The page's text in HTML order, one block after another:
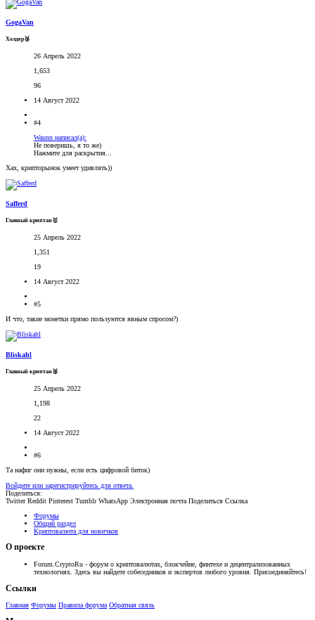
GogaVan
Холдер🥉
26 Апрель 2022
1,653
96
14 Август 2022
#4
Waunn написал(а):
Не поверишь, я то же)
Нажмите для раскрытия...
Хах, крипторынок умеет удивлять))
Safferd
Главный криптан🥇
25 Апрель 2022
1,351
19
14 Август 2022
#5
И что, такие монетки прямо пользуются явным спросом?)
Bliskahl
Главный криптан🥈
25 Апрель 2022
1,198
22
14 Август 2022
#6
Та нафиг они нужны, если есть цифровой биток)
Войдите или зарегистрируйтесь для ответа.
Поделиться:
Twitter Reddit Pinterest Tumblr WhatsApp Электронная почта Поделиться Ссылка
Форумы
Общий раздел
Криптовалюта для новичков
О проекте
Forum.CryptoRu - форум о криптовалютах, блокчейне, финтехе и децентрализованных
технологиях. Здесь вы найдете собеседников и экспертов любого уровня. Присоединяйтесь!
Ссылки
Главная Форумы Правила форума Обратная связь